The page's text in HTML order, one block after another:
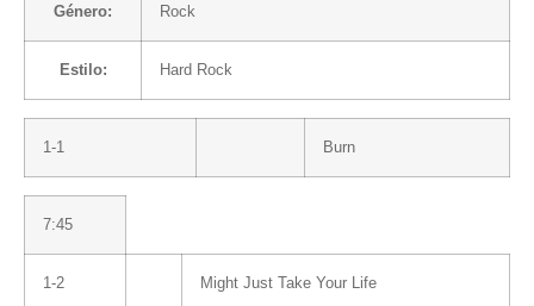
Género: Rock
Estilo: Hard Rock
1-1 Burn
7:45
1-2 Might Just Take Your Life